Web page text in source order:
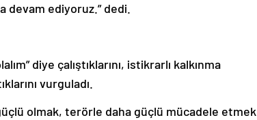
devam ediyoruz.” dedi.
diye çalıştıklarını, istikrarlı kalkınma
vurguladı.
olmak, terörle daha güçlü mücadele etmek